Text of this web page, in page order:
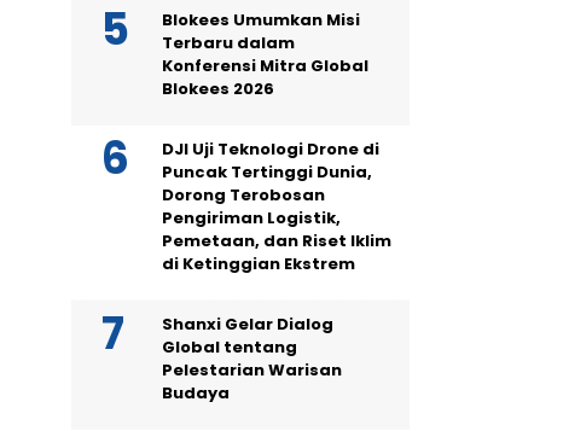
Blokees Umumkan Misi
Terbaru dalam
Konferensi Mitra Global
Blokees 2026
DJI Uji Teknologi Drone di
Puncak Tertinggi Dunia,
Dorong Terobosan
Pengiriman Logistik,
Pemetaan, dan Riset Iklim
di Ketinggian Ekstrem
Shanxi Gelar Dialog
Global tentang
Pelestarian Warisan
Budaya